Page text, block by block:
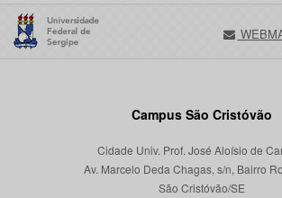
Campus São Cristóvão
Cidade Univ. Prof. José Aloísio de
Av. Marcelo Deda Chagas, s/n, Bairro
São Cristóvão/SE